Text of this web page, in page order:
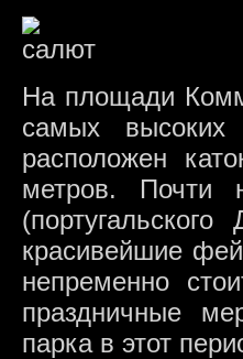
На площади
самых
расположен
метров. Почти
красивейшие
непременно
праздничные
парка в этот